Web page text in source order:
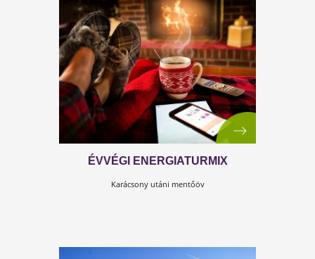
MIT OKOZ AZ
ÖSZTROGÉNDOMINANCIA
A magyar nők 90%-a ösztrogéndominanciától